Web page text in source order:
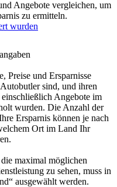
Angebote vergleichen, um
zu ermitteln.
wurden
Preise und Ersparnisse
sind, und ihren
Angebote im
wurden. Die Anzahl der
Ersparnis können je nach
Ort im Land Ihr
maximal möglichen
zu sehen, muss in
ausgewählt werden.